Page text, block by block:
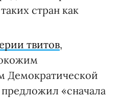
стран как
твитов,
Демократической
«сначала